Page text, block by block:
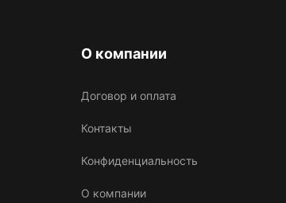
О компании
Договор и оплата
Контакты
Конфиденциальность
О компании